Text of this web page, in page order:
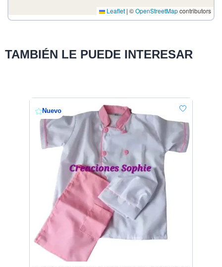
Leaflet | ©OpenStreetMapcontributors
TAMBIÉN LE PUEDE INTERESAR
Nuevo